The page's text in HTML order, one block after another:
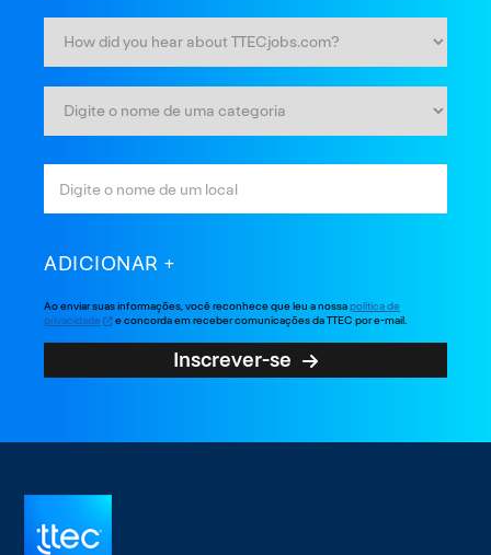
ADICIONAR
Ao enviar suas informações, você reconhece que leu a nossapolítica de
privacidade
e concorda em receber comunicações da TTEC por e-mail.
Inscrever-se